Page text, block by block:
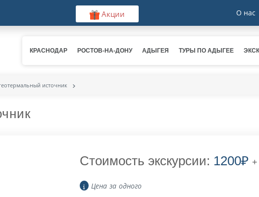
Акции О нас
КРАСНОДАР РОСТОВ-НА-ДОНУ АДЫГЕЯ ТУРЫ ПО АДЫГЕЕ
источник
Стоимость экскурсии: 1200₽
Цена за одного